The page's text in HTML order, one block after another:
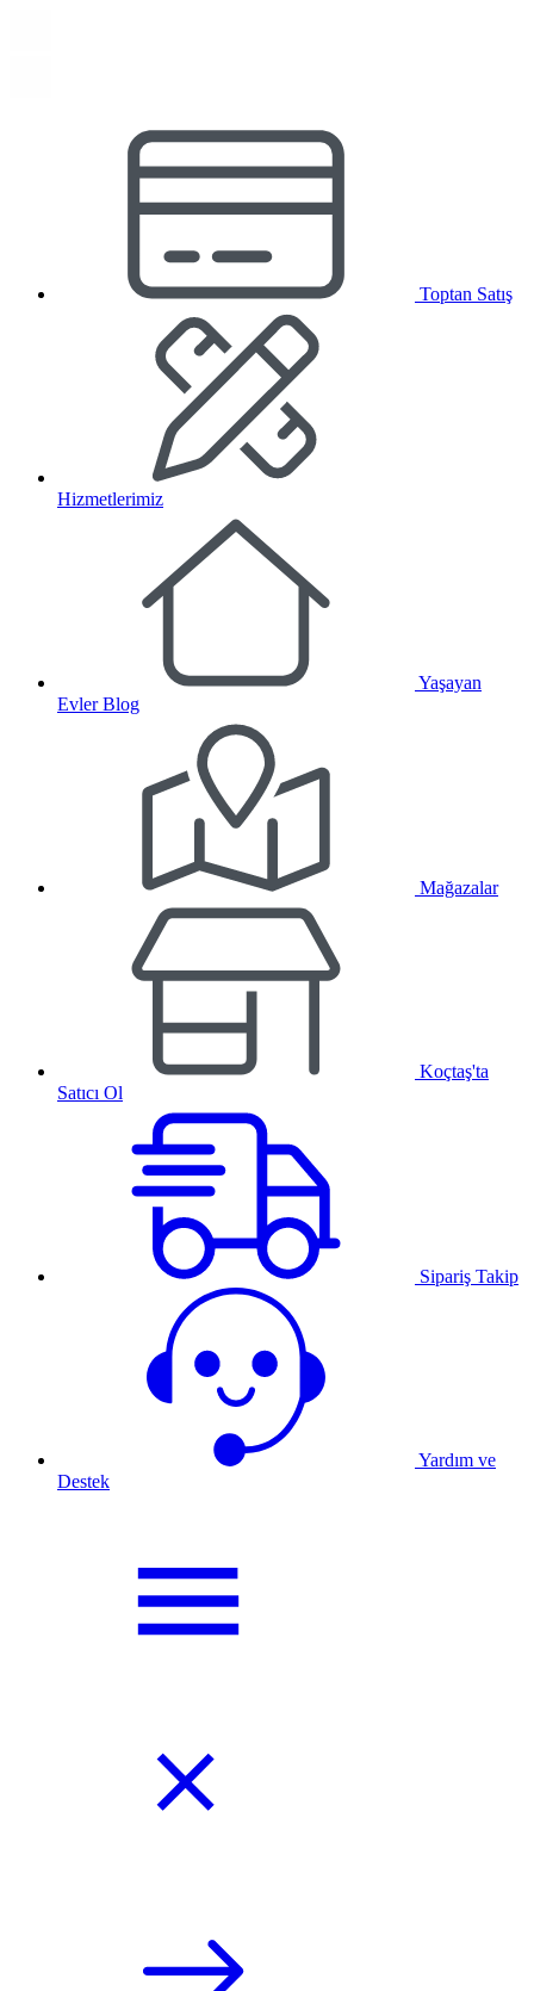
Toptan Satış
Hizmetlerimiz
Yaşayan
Evler Blog
Mağazalar
Koçtaş'ta
Satıcı Ol
Sipariş Takip
Yardım ve
Destek